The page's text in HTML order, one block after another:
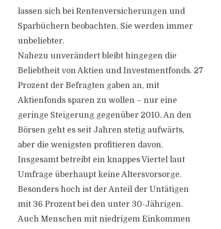
lassen sich bei Rentenversicherungen und
Sparbüchern beobachten. Sie werden immer
unbeliebter.
Nahezu unverändert bleibt hingegen die
Beliebtheit von Aktien und Investmentfonds. 27
Prozent der Befragten gaben an, mit
Aktienfonds sparen zu wollen – nur eine
geringe Steigerung gegenüber 2010. An den
Börsen geht es seit Jahren stetig aufwärts,
aber die wenigsten profitieren davon.
Insgesamt betreibt ein knappes Viertel laut
Umfrage überhaupt keine Altersvorsorge.
Besonders hoch ist der Anteil der Untätigen
mit 36 Prozent bei den unter 30-Jährigen.
Auch Menschen mit niedrigem Einkommen